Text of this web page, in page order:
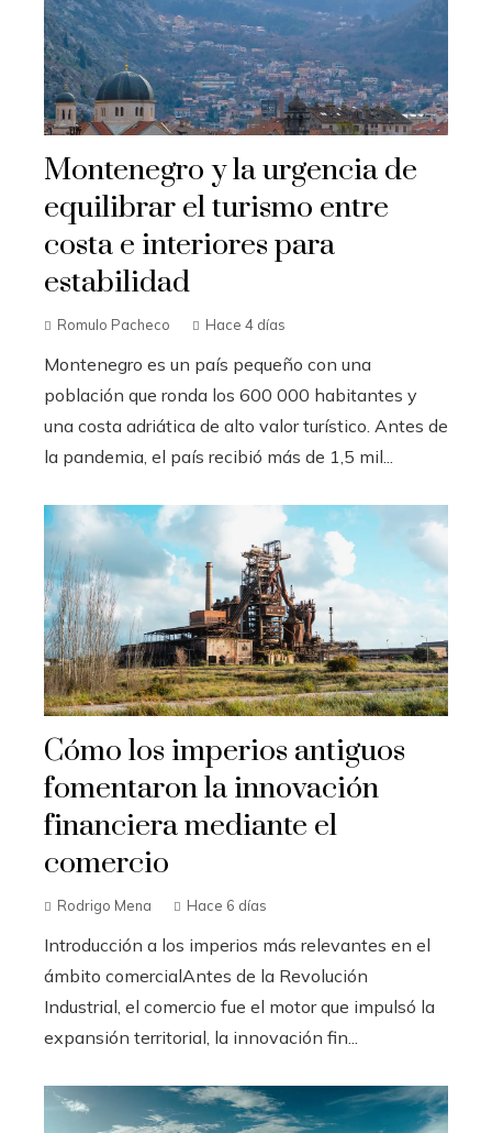
Montenegro y la urgencia de
equilibrar el turismo entre
costa e interiores para
estabilidad
Romulo Pacheco Hace 4 días
Montenegro es un país pequeño con una
población que ronda los 600 000 habitantes y
una costa adriática de alto valor turístico. Antes de
la pandemia, el país recibió más de 1,5 mil...
Cómo los imperios antiguos
fomentaron la innovación
financiera mediante el
comercio
Rodrigo Mena Hace 6 días
Introducción a los imperios más relevantes en el
ámbito comercialAntes de la Revolución
Industrial, el comercio fue el motor que impulsó la
expansión territorial, la innovación fin...